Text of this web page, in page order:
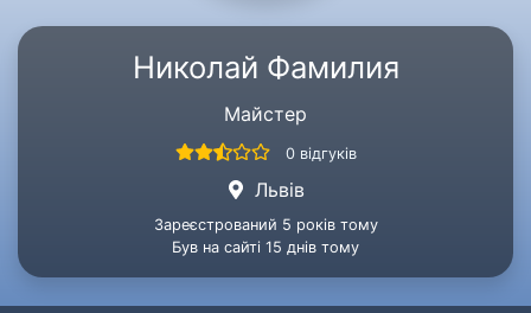
Николай Фамилия
Майстер
0 відгуків
Львів
Зареєстрований 5 років тому
Був на сайті 15 днів тому